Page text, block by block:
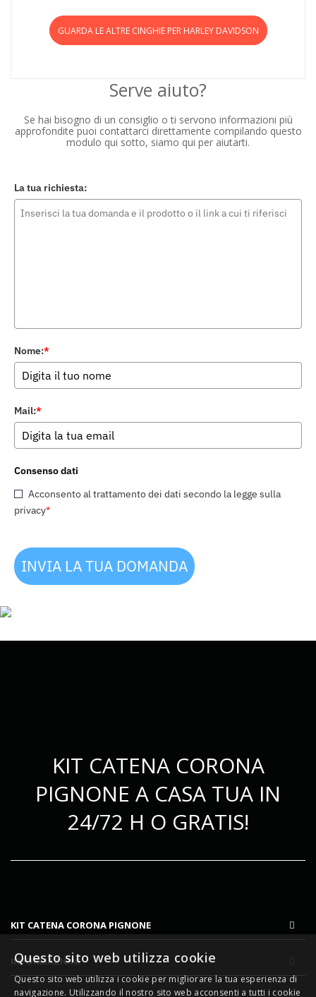
GUARDA LE ALTRE CINGHIE PER HARLEY DAVIDSON
Serve aiuto?
Se hai bisogno di un consiglio o ti servono informazioni più
approfondite puoi contattarci direttamente compilando questo
modulo qui sotto, siamo qui per aiutarti.
La tua richiesta:
Nome:*
Mail:*
Consenso dati
Acconsento al trattamento dei dati secondo la legge sulla
privacy*
INVIA LA TUA DOMANDA
KIT CATENA CORONA
PIGNONE A CASA TUA IN
24/72 H O GRATIS!
KIT CATENA CORONA PIGNONE
INFORMAZIONI
Questo sito web utilizza cookie
Questo sito web utilizza i cookie per migliorare la tua esperienza di
navigazione. Utilizzando il nostro sito web acconsenti a tutti i cookie